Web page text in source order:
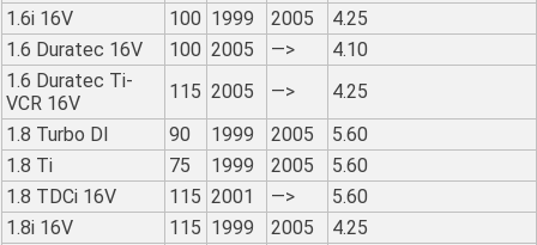
1.6i 16V
100 1999 2005
4.25
1.6 Duratec 16V
100 2005 —>
4.10
1.6 Duratec Ti-
VCR 16V
115 2005 —>
4.25
1.8 Turbo DI
90 1999 2005
5.60
1.8 Ti
75 1999 2005
5.60
1.8 TDCi 16V
115 2001 —>
5.60
1.8i 16V
115 1999 2005
4.25